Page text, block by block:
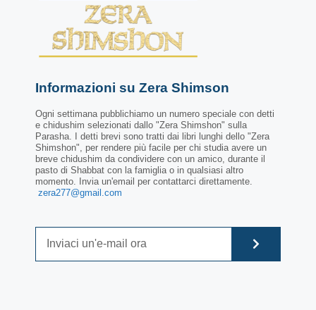
Informazioni su Zera Shimson
Ogni settimana pubblichiamo un numero speciale con detti
e chidushim selezionati dallo "Zera Shimshon" sulla
Parasha. I detti brevi sono tratti dai libri lunghi dello "Zera
Shimshon", per rendere più facile per chi studia avere un
breve chidushim da condividere con un amico, durante il
pasto di Shabbat con la famiglia o in qualsiasi altro
momento. Invia un'email per contattarci direttamente.
zera277@gmail.com